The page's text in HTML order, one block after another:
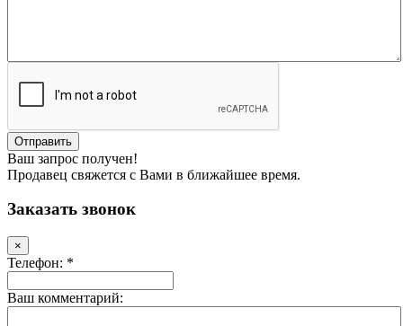
Ваш запрос получен!
Продавец свяжется с Вами в ближайшее время.
Заказать звонок
×
Телефон: *
Ваш комментарий: